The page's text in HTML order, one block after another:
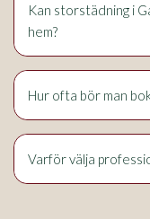
Kan storstädning i
hem?
Hur ofta bör man
Varför välja